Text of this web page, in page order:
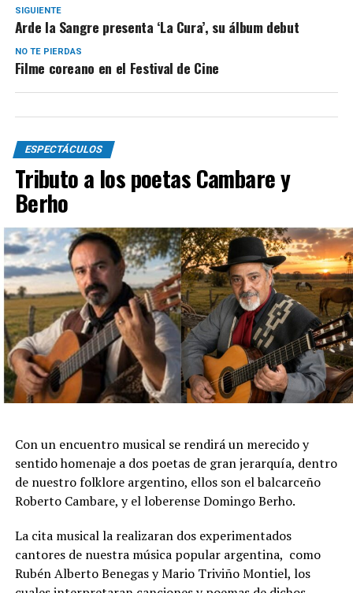
SIGUIENTE
Arde la Sangre presenta ‘La Cura’, su álbum debut
NO TE PIERDAS
Filme coreano en el Festival de Cine
ESPECTÁCULOS
Tributo a los poetas Cambare y
Berho
Con un encuentro musical se rendirá un merecido y
sentido homenaje a dos poetas de gran jerarquía, dentro
de nuestro folklore argentino, ellos son el balcarceño
Roberto Cambare, y el loberense Domingo Berho.
La cita musical la realizaran dos experimentados
cantores de nuestra música popular argentina, como
Rubén Alberto Benegas y Mario Triviño Montiel, los